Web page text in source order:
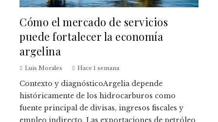
Cómo el mercado de servicios
puede fortalecer la economía
argelina
Luis Morales Hace 1 semana
Contexto y diagnósticoArgelia depende
históricamente de los hidrocarburos como
fuente principal de divisas, ingresos fiscales y
empleo indirecto. Las exportaciones de petróleo